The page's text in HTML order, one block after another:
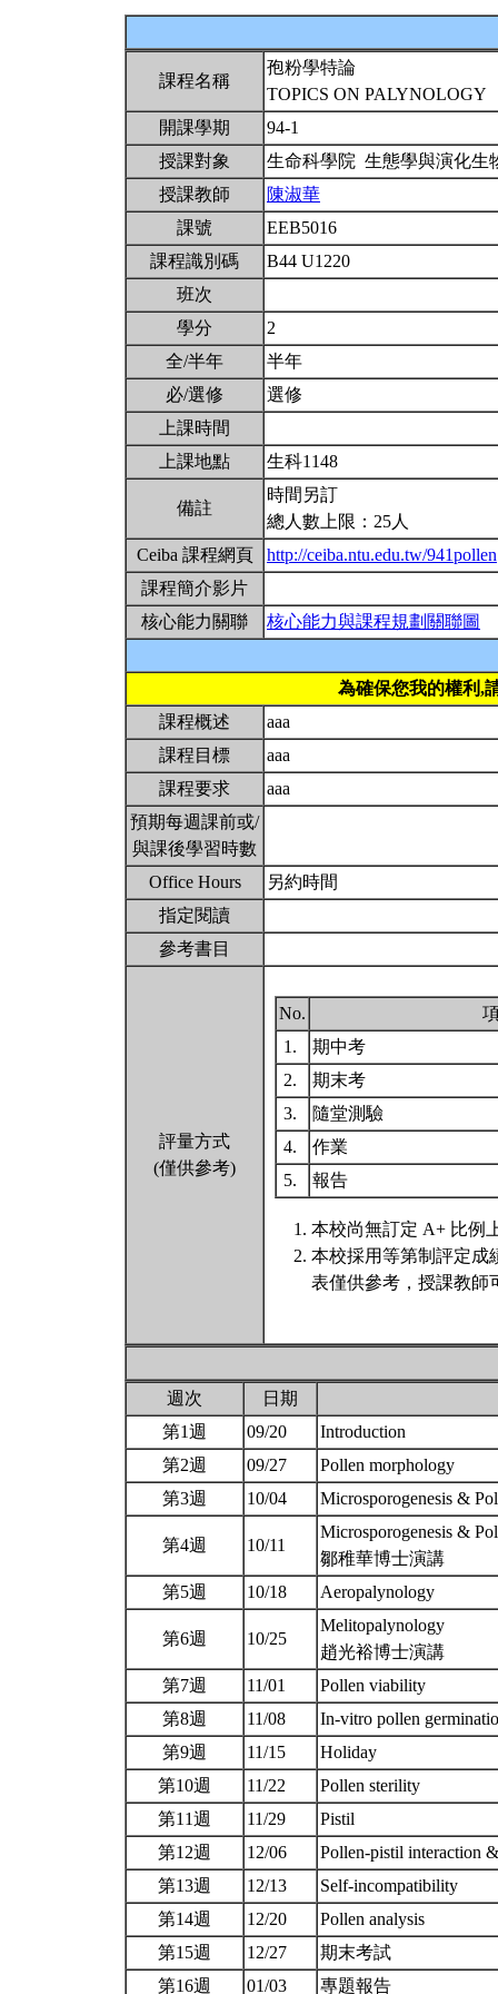
課程名稱
孢粉學特論
TOPICS ON PALYNOLOGY
開課學期
94-1
授課對象
生命科學院 生態學與演化
授課教師
陳淑華
課號
EEB5016
課程識別碼
B44 U1220
班次
學分
2
全/半年
半年
必/選修
選修
上課時間
上課地點
生科1148
備註
時間另訂
總人數上限：25人
Ceiba 課程網頁
http://ceiba.ntu.edu.tw/941pollen
課程簡介影片
核心能力關聯
核心能力與課程規劃關聯圖
為確保您我的權利,
課程概述
aaa
課程目標
aaa
課程要求
aaa
預期每週課前或/
與課後學習時數
Office Hours
另約時間
指定閱讀
參考書目
評量方式
(僅供參考)
No.
1.
期中考
2.
期末考
3.
隨堂測驗
4.
作業
5.
報告
本校尚無訂定 A+ 比例
本校採用等第制評定成
表僅供參考，授課教師
週次
日期
第1週
09/20
Introduction
第2週
09/27
Pollen morphology
第3週
10/04 Microsporogenesis &
第4週 10/11
Microsporogenesis &
鄒稚華博士演講
第5週
10/18 Aeropalynology
第6週 10/25
Melitopalynology
趙光裕博士演講
第7週
11/01
Pollen viability
第8週
11/08
In-vitro pollen
第9週
11/15
Holiday
第10週
11/22
Pollen sterility
第11週
11/29
Pistil
第12週
12/06
Pollen-pistil interaction
第13週
12/13
Self-incompatibility
第14週
12/20
Pollen analysis
第15週
12/27
期末考試
第16週
01/03 專題報告